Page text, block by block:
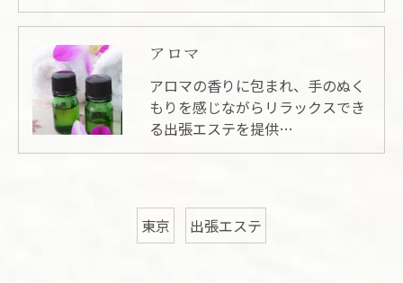
アロマ
アロマの香りに包まれ、手のぬく
もりを感じながらリラックスでき
る出張エステを提供…
東京 出張エステ